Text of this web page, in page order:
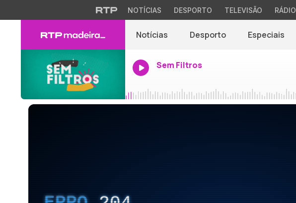
NOTÍCIAS DESPORTO TELEVISÃO RÁDIO
Notícias Desporto Especiais
Sem Filtros